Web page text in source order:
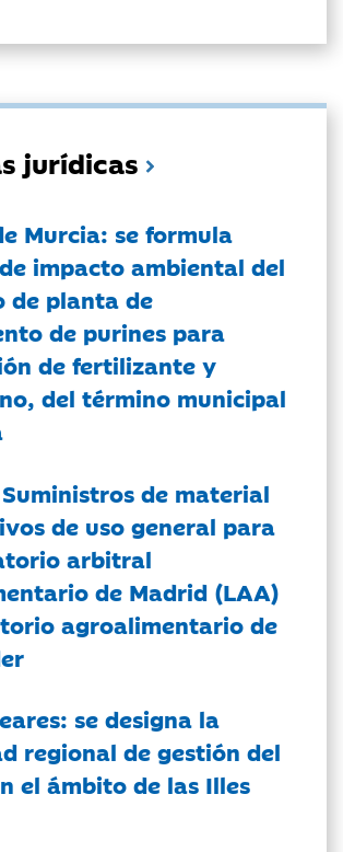
jurídicas
Murcia: se formula
impacto ambiental del
de planta de
de purines para
de fertilizante y
del término municipal
de material
de uso general para
arbitral
de Madrid (LAA)
agroalimentario de
se designa la
regional de gestión del
el ámbito de las Illes